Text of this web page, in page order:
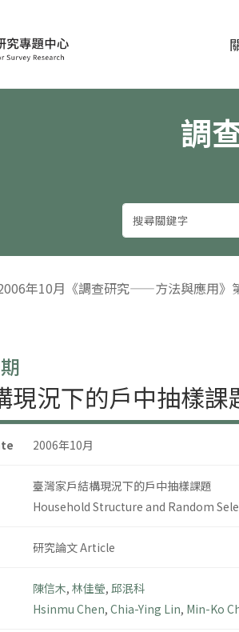
法與應用期刊
調
年10月《調查研究——方法與應用》
現況下的戶中抽樣課
2006年10月
臺灣家戶結構現況下的戶中抽樣課題
Household Structure and Random
研究論文 Article
陳信木, 林佳瑩, 邱泯科
Hsinmu Chen, Chia-Ying Lin, Min-Ko